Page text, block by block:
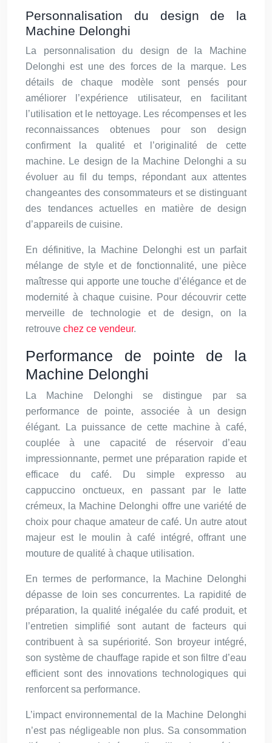
Personnalisation du design de la
Machine Delonghi
La personnalisation du design de la Machine
Delonghi est une des forces de la marque. Les
détails de chaque modèle sont pensés pour
améliorer l’expérience utilisateur, en facilitant
l’utilisation et le nettoyage. Les récompenses et les
reconnaissances obtenues pour son design
confirment la qualité et l’originalité de cette
machine. Le design de la Machine Delonghi a su
évoluer au fil du temps, répondant aux attentes
changeantes des consommateurs et se distinguant
des tendances actuelles en matière de design
d’appareils de cuisine.
En définitive, la Machine Delonghi est un parfait
mélange de style et de fonctionnalité, une pièce
maîtresse qui apporte une touche d’élégance et de
modernité à chaque cuisine. Pour découvrir cette
merveille de technologie et de design, on la
retrouve chez ce vendeur.
Performance de pointe de la
Machine Delonghi
La Machine Delonghi se distingue par sa
performance de pointe, associée à un design
élégant. La puissance de cette machine à café,
couplée à une capacité de réservoir d’eau
impressionnante, permet une préparation rapide et
efficace du café. Du simple expresso au
cappuccino onctueux, en passant par le latte
crémeux, la Machine Delonghi offre une variété de
choix pour chaque amateur de café. Un autre atout
majeur est le moulin à café intégré, offrant une
mouture de qualité à chaque utilisation.
En termes de performance, la Machine Delonghi
dépasse de loin ses concurrentes. La rapidité de
préparation, la qualité inégalée du café produit, et
l’entretien simplifié sont autant de facteurs qui
contribuent à sa supériorité. Son broyeur intégré,
son système de chauffage rapide et son filtre d’eau
efficient sont des innovations technologiques qui
renforcent sa performance.
L’impact environnemental de la Machine Delonghi
n’est pas négligeable non plus. Sa consommation